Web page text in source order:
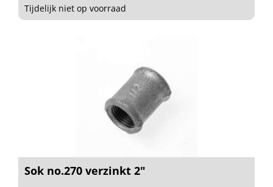
Tijdelijk niet op voorraad
Sok no.270 verzinkt 2"